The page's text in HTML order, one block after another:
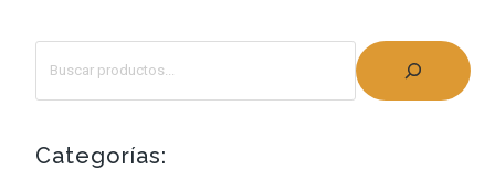
Categorías: